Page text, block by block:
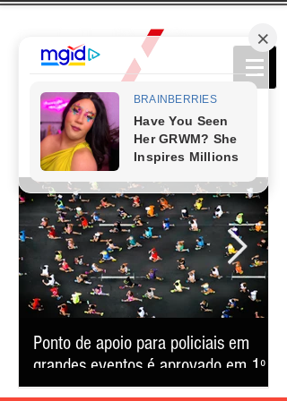
Ponto de apoio para policiais em
grandes eventos é aprovado em 1º
turno em BH